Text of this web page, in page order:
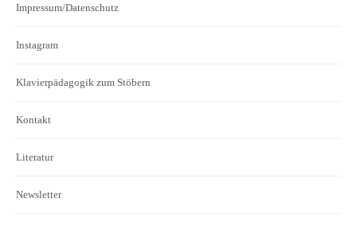
Impressum/Datenschutz
Instagram
Klavierpädagogik zum Stöbern
Kontakt
Literatur
Newsletter